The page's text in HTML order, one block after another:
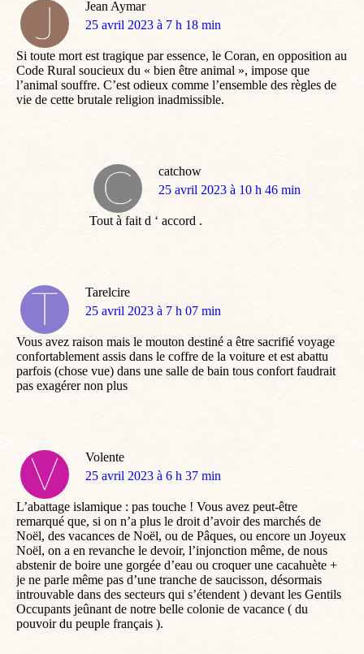
Jean Aymar
dit
25 avril 2023 à 7 h 18 min
Si toute mort est tragique par essence, le Coran, en opposition au
Code Rural soucieux du « bien être animal », impose que
l’animal souffre. C’est odieux comme l’ensemble des règles de
vie de cette brutale religion inadmissible.
catchow
dit
25 avril 2023 à 10 h 46 min
Tout à fait d ‘ accord .
Tarelcire
dit
25 avril 2023 à 7 h 07 min
Vous avez raison mais le mouton destiné a être sacrifié voyage
confortablement assis dans le coffre de la voiture et est abattu
parfois (chose vue) dans une salle de bain tous confort faudrait
pas exagérer non plus
Volente
dit
25 avril 2023 à 6 h 37 min
L’abattage islamique : pas touche ! Vous avez peut-être
remarqué que, si on n’a plus le droit d’avoir des marchés de
Noël, des vacances de Noël, ou de Pâques, ou encore un Joyeux
Noël, on a en revanche le devoir, l’injonction même, de nous
abstenir de boire une gorgée d’eau ou croquer une cacahuète +
je ne parle même pas d’une tranche de saucisson, désormais
introuvable dans des secteurs qui s’étendent ) devant les Gentils
Occupants jeûnant de notre belle colonie de vacance ( du
pouvoir du peuple français ).